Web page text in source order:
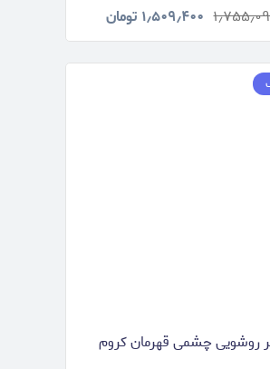
۱٫۵۰۹٫۴۰۰ تومان
روشویی چشمی قهرمان کروم